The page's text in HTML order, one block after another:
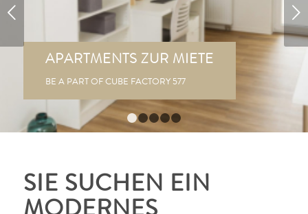
APARTMENTS ZUR MIETE
BE A PART OF CUBE FACTORY 577
Weiter
2 3
SIE SUCHEN EIN